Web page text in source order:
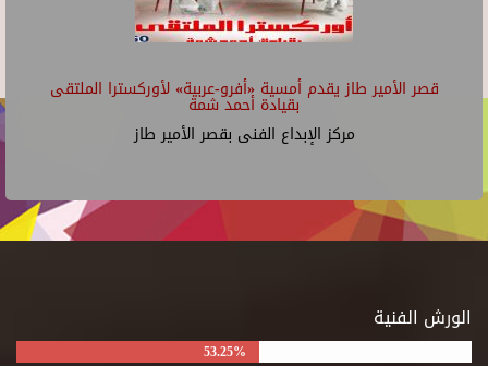
قصر الأمير طاز يقدم أمسية «أفرو-عربية» لأوركسترا الملتقى
بقيادة أحمد شمة
مركز الإبداع الفنى بقصر الأمير طاز
الورش الفنية
53.25%